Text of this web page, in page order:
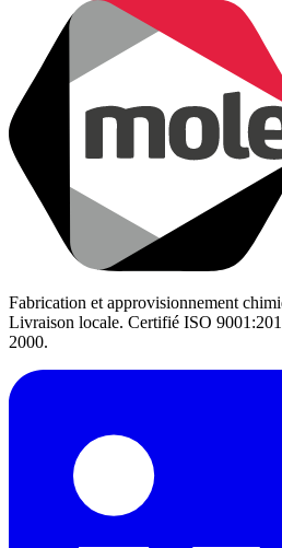
Fabrication et approvisionnement
Livraison locale. Certifié ISO
2000.